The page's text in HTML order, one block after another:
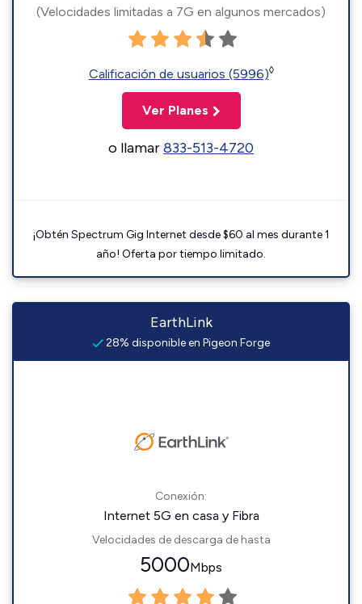
(Velocidades limitadas a 7G en algunos mercados)
Calificación de usuarios (5996)◊
Ver Planes
o llamar833-513-4720
¡Obtén Spectrum Gig Internet desde $60 al mes durante 1
año! Oferta por tiempo limitado.
EarthLink
28% disponible en Pigeon Forge
Conexión:
Internet 5G en casa y Fibra
Velocidades de descarga de hasta
5000Mbps